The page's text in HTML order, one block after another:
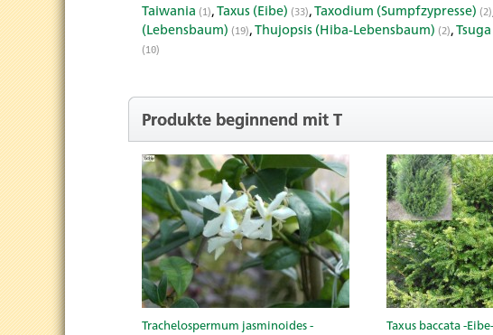
Taiwania (1),Taxus (Eibe) (33),Taxodium (Sumpfzypresse) (2)
(Lebensbaum) (19),Thujopsis (Hiba-Lebensbaum) (2),
(10)
Produkte beginnend mit T
Trachelospermum jasminoides -
Taxus baccata -Eibe-